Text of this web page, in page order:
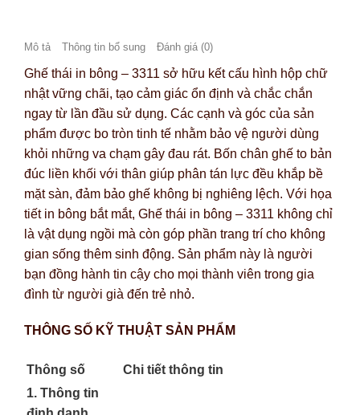
Mô tả Thông tin bổ sung Đánh giá (0)
Ghế thái in bông – 3311 sở hữu kết cấu hình hộp chữ
nhật vững chãi, tạo cảm giác ổn định và chắc chắn
ngay từ lần đầu sử dụng. Các cạnh và góc của sản
phẩm được bo tròn tinh tế nhằm bảo vệ người dùng
khỏi những va chạm gây đau rát. Bốn chân ghế to bản
đúc liền khối với thân giúp phân tán lực đều khắp bề
mặt sàn, đảm bảo ghế không bị nghiêng lệch. Với họa
tiết in bông bắt mắt, Ghế thái in bông – 3311 không chỉ
là vật dụng ngồi mà còn góp phần trang trí cho không
gian sống thêm sinh động. Sản phẩm này là người
bạn đồng hành tin cậy cho mọi thành viên trong gia
đình từ người già đến trẻ nhỏ.
THÔNG SỐ KỸ THUẬT SẢN PHẨM
Thông số
Chi tiết thông tin
1. Thông tin